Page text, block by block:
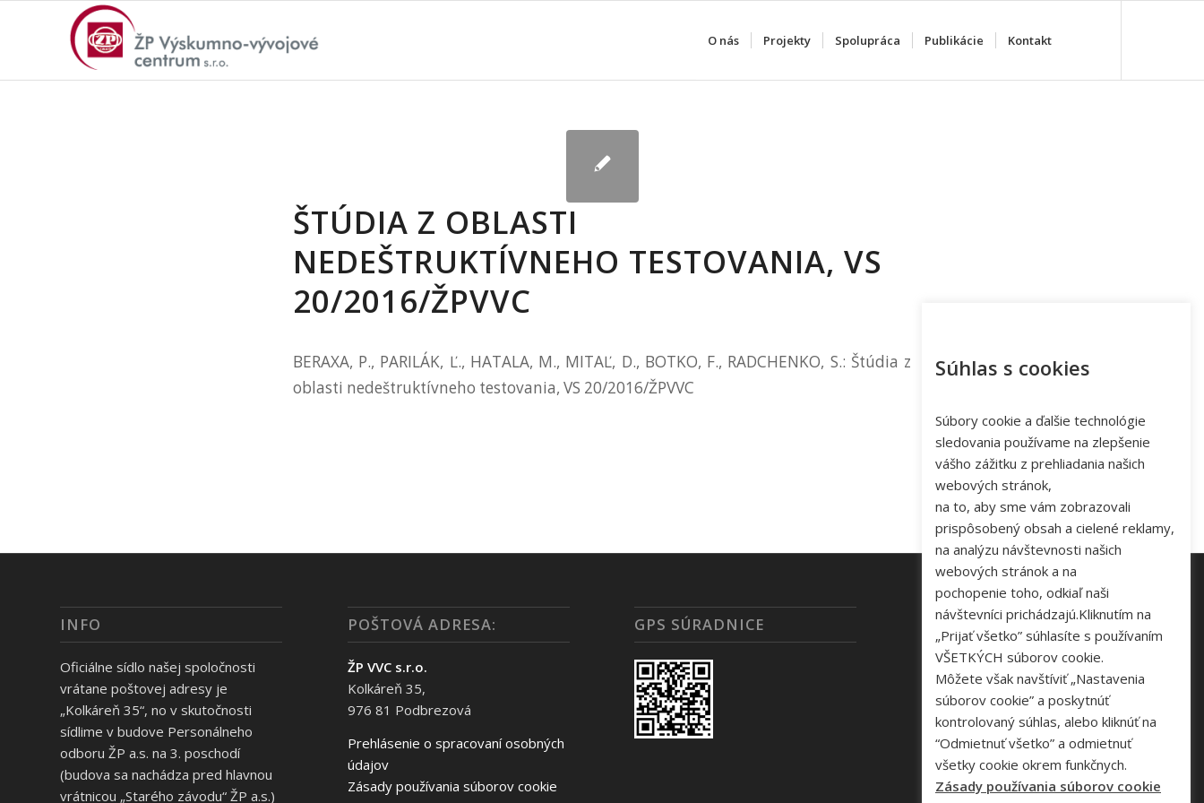
O nás Projekty Spolupráca Publikácie Kontakt
ŠTÚDIA Z OBLASTI
NEDEŠTRUKTÍVNEHO TESTOVANIA, VS
20/2016/ŽPVVC
BERAXA, P., PARILÁK, Ľ., HATALA, M., MITAĽ, D., BOTKO, F., RADCHENKO, S.: Štúdia z
oblasti nedeštruktívneho testovania, VS 20/2016/ŽPVVC
INFO
Oficiálne sídlo našej spoločnosti
vrátane poštovej adresy je
„Kolkáreň 35“, no v skutočnosti
sídlime v budove Personálneho
odboru ŽP a.s. na 3. poschodí
(budova sa nachádza pred hlavnou
vrátnicou „Starého závodu“ ŽP a.s.)
POŠTOVÁ ADRESA:
ŽP VVC s.r.o.
Kolkáreň 35,
976 81 Podbrezová
Prehlásenie o spracovaní osobných
údajov
Zásady používania súborov cookie
GPS SÚRADNICE KONTAKT
Tel: +421 48 645 40 35
e-mail:novakova@zelpo.sk
Súhlas s cookies
Súbory cookie a ďalšie technológie
sledovania používame na zlepšenie
vášho zážitku z prehliadania našich
webových stránok,
na to, aby sme vám zobrazovali
prispôsobený obsah a cielené reklamy,
na analýzu návštevnosti našich
webových stránok a na
pochopenie toho, odkiaľ naši
návštevníci prichádzajú.Kliknutím na
„Prijať všetko” súhlasíte s používaním
VŠETKÝCH súborov cookie.
Môžete však navštíviť „Nastavenia
súborov cookie” a poskytnúť
kontrolovaný súhlas, alebo kliknúť na
“Odmietnuť všetko” a odmietnuť
všetky cookie okrem funkčnych.
Zásady používania súborov cookie